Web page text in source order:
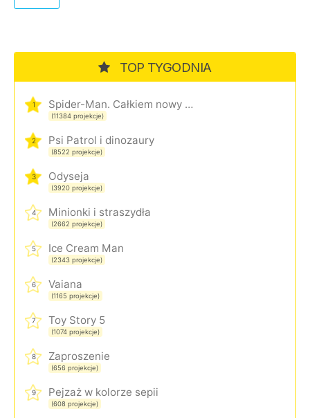
TOP TYGODNIA
1 Spider-Man. Całkiem nowy dzień
(11384 projekcje)
2 Psi Patrol i dinozaury
(8522 projekcje)
3 Odyseja
(3920 projekcje)
4 Minionki i straszydła
(2662 projekcje)
5 Ice Cream Man
(2343 projekcje)
6 Vaiana
(1165 projekcje)
7 Toy Story 5
(1074 projekcje)
8 Zaproszenie
(656 projekcje)
9 Pejzaż w kolorze sepii
(608 projekcje)